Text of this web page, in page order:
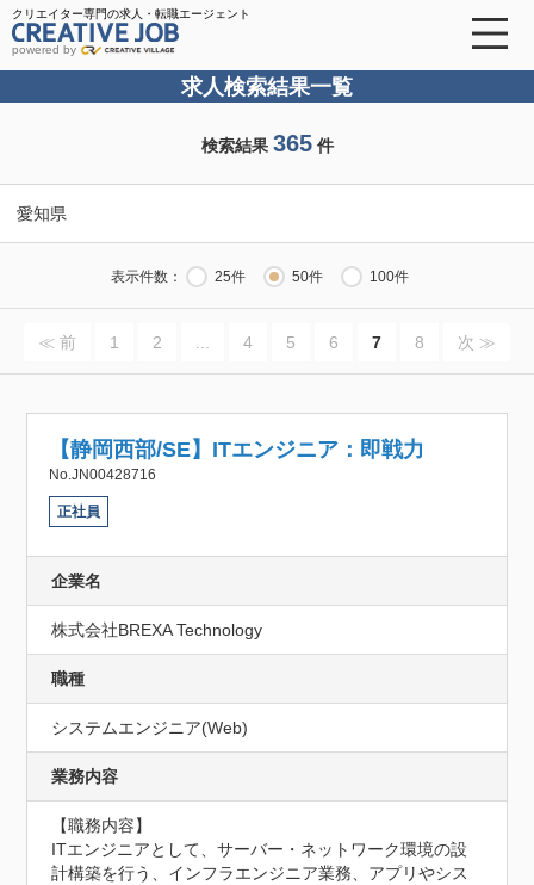
クリエイター専門の求人・転職エージェント
powered by
求人検索結果一覧
検索結果 365件
愛知県
表示件数： 25件 50件 100件
≪ 前 1 2 4 5 6 7 8 次 ≫
【静岡西部/SE】ITエンジニア：即戦力
No.JN00428716
正社員
企業名
株式会社BREXA Technology
職種
システムエンジニア(Web)
業務内容
【職務内容】
ITエンジニアとして、サーバー・ネットワーク環境の設
計構築を行う、インフラエンジニア業務、アプリやシス